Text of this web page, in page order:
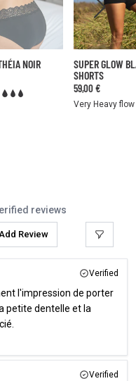
NOIR
SUPER GLOW
SHORTS
59,00 €
Very Heavy flow
reviews
Add Review
Verified
l'impression de porter
petite dentelle et la
Verified